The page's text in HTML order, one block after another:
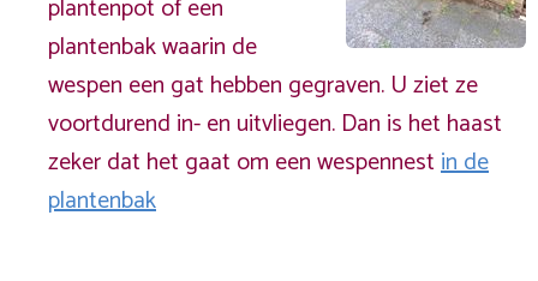
plantenpot of een
plantenbak waarin de
wespen een gat hebben gegraven. U ziet ze
voortdurend in- en uitvliegen. Dan is het haast
zeker dat het gaat om een wespennestin de
plantenbak